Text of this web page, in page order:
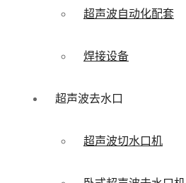
超声波自动化配套
焊接设备
超声波去水口
超声波切水口机